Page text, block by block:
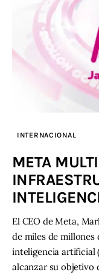
INTERNACIONAL
META
El CEO de Meta,
de miles de
inteligencia artificial
alcanzar su objetivo